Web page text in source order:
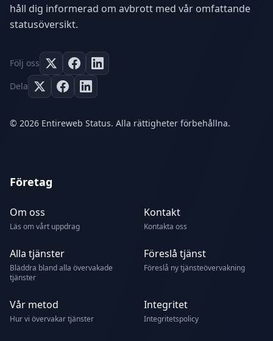
håll dig informerad om avbrott med vår omfattande
statusöversikt.
Följ oss
Dela
© 2026 Entireweb Status. Alla rättigheter förbehållna.
Företag
Om oss
Läs om vårt uppdrag
Kontakt
Kontakta oss
Alla tjänster
Bläddra bland alla övervakade
tjänster
Föreslå tjänst
Föreslå ny tjänsteövervakning
Vår metod
Hur vi övervakar tjänster
Integritet
Integritetspolicy